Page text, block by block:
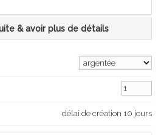
& avoir plus de détails
délai de création 10 jours